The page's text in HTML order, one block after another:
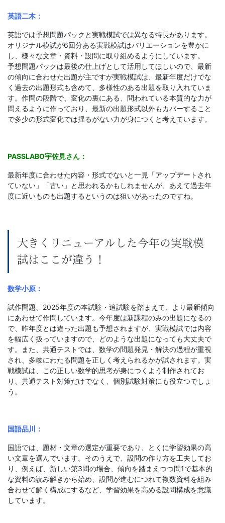
英語二木：
英語では予想問題パックと実戦模試では異なる特長があります。
オリジナル模試が6回分ある実戦模試はバリエーションを豊かに
し、様々な文章・資料・設問に取り組めるようにしています。
予想問題パックは最後の仕上げとして活用してほしいので、最新
の傾向に合わせた出題が主ですが実戦模試は、最新年度だけでな
く過去の出題形式も含めて、多様性のある出題を取り入れていま
す。作問の段階で、変化の裏にある、問われている本質的な力が
問えるように作っており、最新の出題形式以外もカバーすること
で多少の形式変化では揺るがない力が身につくと考えています。
PASSLABO宇佐見さん：
最新年度に合わせた内容・形式でないと一見「アップデートされ
ていない」「古い」と思われるかもしれませんが、あえて過去年
度に近いものも出題するというのは狙いがあったのですね。
大きくリニューアルした今年の実戦模
試はここが違う！
数学小原：
試作問題、2025年度の本試験・追試験を踏まえて、より最新傾向
にあわせて作問しています。今年度は新課程のみの出題になるの
で、昨年度とは違った出題も予想されますが、実戦模試では内容
を幅広く扱っていますので、どのような出題になっても大丈夫で
す。また、共通テストでは、数学の問題発見・解決の過程が重視
され、多岐にわたる問題を正しく考えられるかが試されます。実
戦模試は、この正しい数学的思考が身につくよう制作されてお
り、共通テスト対策だけでなく、個別試験対策にも役立つでしょ
う。
国語品川：
国語では、題材・文章の選定が重要であり、とくに学習効果の高
い文章を選んでいます。そのうえで、設問の作り方を工夫してお
り、例えば、新しい第3問の場合、傾向を踏まえつつ問1で基本的
な資料の読み解きから始め、設問が進むにつれて複数資料を組み
合わせて解く構成にするなど、学習効果を高める設問構成を意識
しています。